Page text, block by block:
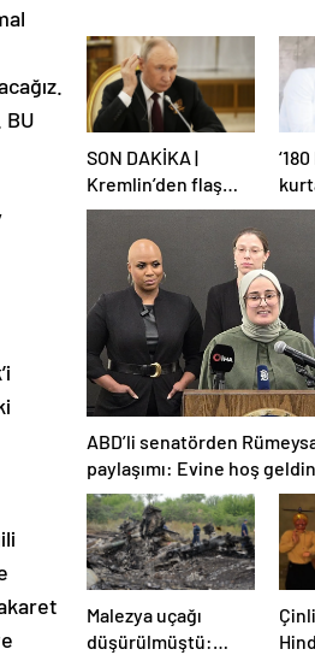
BU
SON DAKİKA |
Kremlin’den flaş
Türkiye açıklaması!
ABD’li senatörden
paylaşımı: Evine hoş
Malezya uçağı
düşürülmüştü: